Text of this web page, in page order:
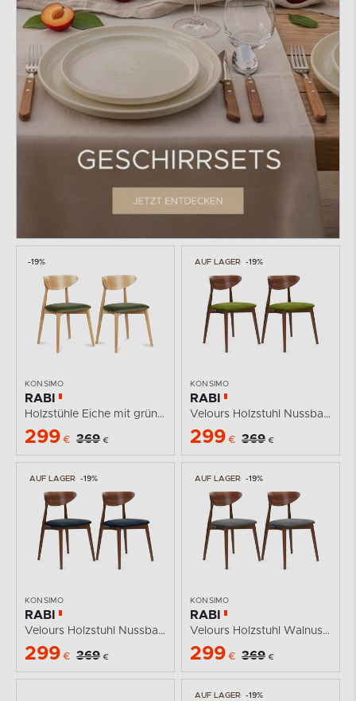
-19%
KONSIMO
RABI
Holzstühle Eiche mit grünem Samt 2tlg.
299 € 369 €
AUF LAGER -19%
KONSIMO
RABI
Velours Holzstuhl Nussbaum grün 2tlg.
299 € 369 €
AUF LAGER -19%
KONSIMO
RABI
Velours Holzstuhl Nussbaum mittel navy blau 2tlg.
299 € 369 €
AUF LAGER -19%
KONSIMO
RABI
Velours Holzstuhl Walnuss mittelgrau 2tlg.
299 € 369 €
AUF LAGER -19%